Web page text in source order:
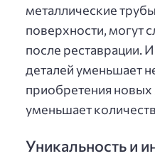
металлические
поверхности, могут
после реставрации.
деталей уменьшает
приобретения новых
уменьшает
Уникальность и